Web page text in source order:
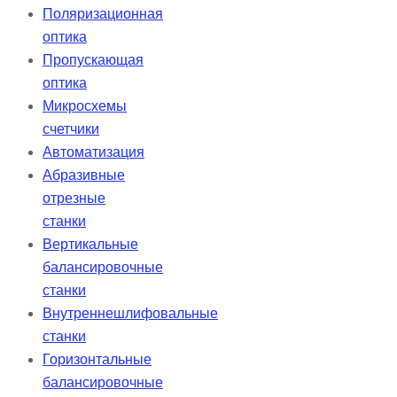
Поляризационная
оптика
Пропускающая
оптика
Микросхемы
счетчики
Автоматизация
Абразивные
отрезные
станки
Вертикальные
балансировочные
станки
Внутреннешлифовальные
станки
Горизонтальные
балансировочные